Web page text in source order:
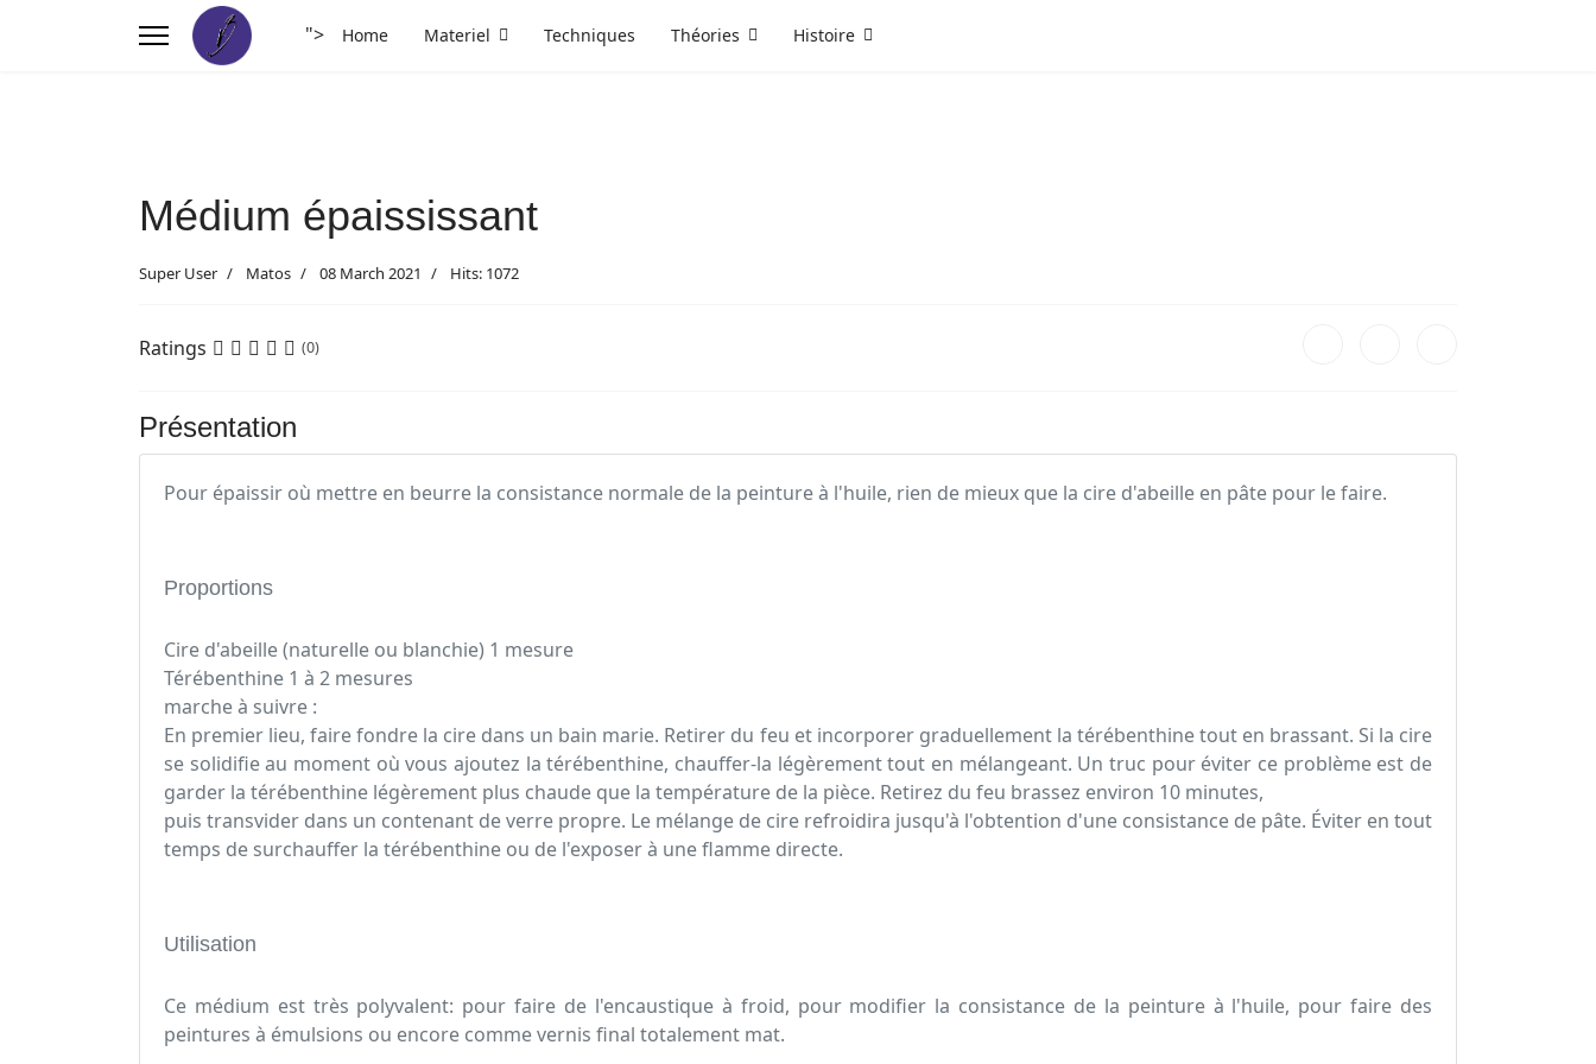
"> Home Materiel Techniques Théories Histoire
Médium épaississant
Super User Matos 08 March 2021 Hits: 1072
Ratings (0)
Présentation
Pour épaissir où mettre en beurre la consistance normale de la peinture à l'huile, rien de mieux que la cire d'abeille en pâte pour le faire.
Proportions
Cire d'abeille (naturelle ou blanchie) 1 mesure
Térébenthine 1 à 2 mesures
marche à suivre :
En premier lieu, faire fondre la cire dans un bain marie. Retirer du feu et incorporer graduellement la térébenthine tout en brassant. Si la cire
se solidifie au moment où vous ajoutez la térébenthine, chauffer-la légèrement tout en mélangeant. Un truc pour éviter ce problème est de
garder la térébenthine légèrement plus chaude que la température de la pièce. Retirez du feu brassez environ 10 minutes,
puis transvider dans un contenant de verre propre. Le mélange de cire refroidira jusqu'à l'obtention d'une consistance de pâte. Éviter en tout
temps de surchauffer la térébenthine ou de l'exposer à une flamme directe.
Utilisation
Ce médium est très polyvalent: pour faire de l'encaustique à froid, pour modifier la consistance de la peinture à l'huile, pour faire des
peintures à émulsions ou encore comme vernis final totalement mat.